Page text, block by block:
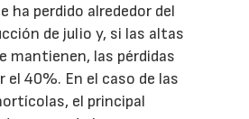
ha perdido alrededor del
de julio y, si las altas
mantienen, las pérdidas
el 40%. En el caso de las
el principal